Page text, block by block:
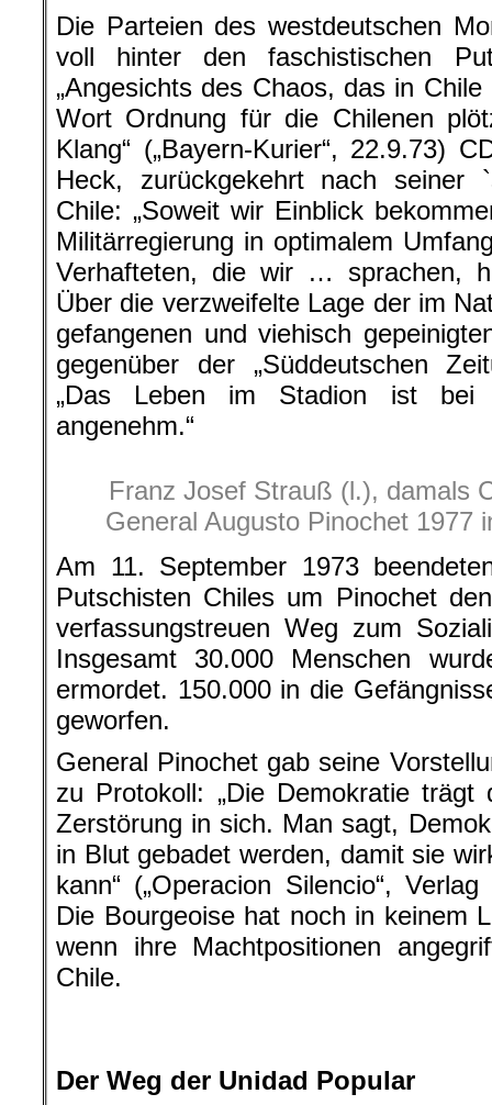
Die Parteien des westdeutschen
voll hinter den faschistischen
„Angesichts des Chaos, das in
Wort Ordnung für die Chilenen
Klang“ („Bayern-Kurier“, 22.9.73)
Heck, zurückgekehrt nach seiner
Chile: „Soweit wir Einblick
Militärregierung in optimalem
Verhafteten, die wir … sprachen,
Über die verzweifelte Lage der im
gefangenen und viehisch
gegenüber der „Süddeutschen
„Das Leben im Stadion ist bei
angenehm.“
Franz Josef Strauß (l.), damals
General Augusto Pinochet 1977
Am 11. September 1973
Putschisten Chiles um Pinochet
verfassungstreuen Weg zum
Insgesamt 30.000 Menschen
ermordet. 150.000 in die
geworfen.
General Pinochet gab seine
zu Protokoll: „Die Demokratie trägt
Zerstörung in sich. Man sagt,
in Blut gebadet werden, damit sie
kann“ („Operacion Silencio“,
Die Bourgeoise hat noch in keinem
wenn ihre Machtpositionen
Chile.
Der Weg der Unidad Popular